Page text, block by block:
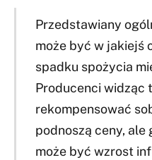
Przedstawiany
może być w jakiejś
spadku spożycia
Producenci widząc
rekompensować
podnoszą ceny, ale
może być wzrost